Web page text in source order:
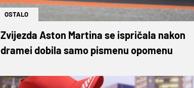
OSTALO
Zvijezda Aston Martina se ispričala nakon
dramei dobila samo pismenu opomenu